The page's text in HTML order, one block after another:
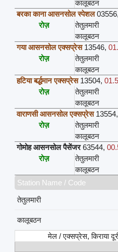
कालूबठन
बरका काना आसनसोल स्पेशल 03556,
रोज़
तेतुलमारी
कालूबठन
गया आसनसोल एक्सप्रेस 13546,
रोज़
तेतुलमारी
कालूबठन
हटिया बर्द्धमान एक्सप्रेस 13504,
रोज़
तेतुलमारी
कालूबठन
वाराणसी आसनसोल एक्सप्रेस 13554,
रोज़
तेतुलमारी
कालूबठन
गोमोह आसनसोल पैसेंजर 63544,
रोज़
तेतुलमारी
कालूबठन
Station Name / Code
तेतुलमारी
कालूबठन
मेल / एक्सप्रेस, किराया